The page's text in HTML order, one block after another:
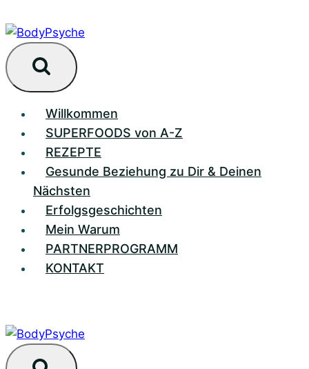
Inhalt
springen
Willkommen
SUPERFOODS von A-Z
REZEPTE
Gesunde Beziehung zu Dir & Deinen
Nächsten
Erfolgsgeschichten
Mein Warum
PARTNERPROGRAMM
KONTAKT